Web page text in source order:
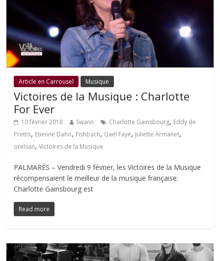
Article en Carrousel Musique
Victoires de la Musique : Charlotte
For Ever
10 février 2018 Swann Charlotte Gainsbourg, Eddy de
Pretto, Etienne Daho, Fishbach, Gaël Faye, Juliette Armanet,
orelsan,Victoires de la Musique
PALMARÈS – Vendredi 9 février, les Victoires de la Musique
récompensaient le meilleur de la musique française.
Charlotte Gainsbourg est
Read more